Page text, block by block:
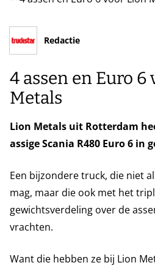
Redactie
4 assen en Euro 6
Metals
Lion Metals uit Rotterdam
assige Scania R480 Euro 6 in
Een bijzondere truck, die niet
mag, maar die ook met het
gewichtsverdeling over de
vrachten.
Want die hebben ze bij Lion